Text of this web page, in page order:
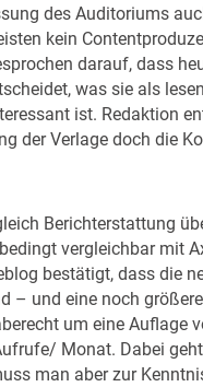
des Auditoriums
kein
darauf, dass
was sie als
ist. Redaktion
der Verlage doch die
Berichterstattung
vergleichbar mit
bestätigt, dass die
– und eine noch
um eine Auflage
Monat. Dabei
man aber zur